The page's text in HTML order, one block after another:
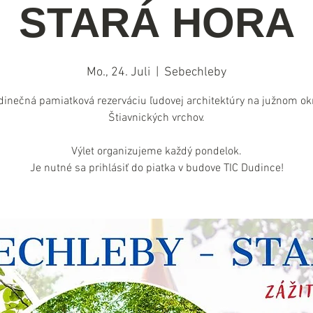
STARÁ HORA
Mo., 24. Juli Sebechleby
pamiatková rezerváciu ľudovej architektúry na južnom
Štiavnických vrchov.
Výlet organizujeme každý pondelok.